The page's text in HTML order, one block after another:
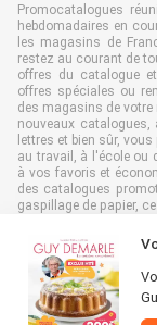
Promocatalogues
hebdomadaires en
les magasins de
restez au courant de
offres du catalogue
offres spéciales ou
des magasins de votre
nouveaux
lettres et bien sûr,
au travail, à l'école ou
à vos favoris et
des catalogues
gaspillage de papier,
Tous droits réservés